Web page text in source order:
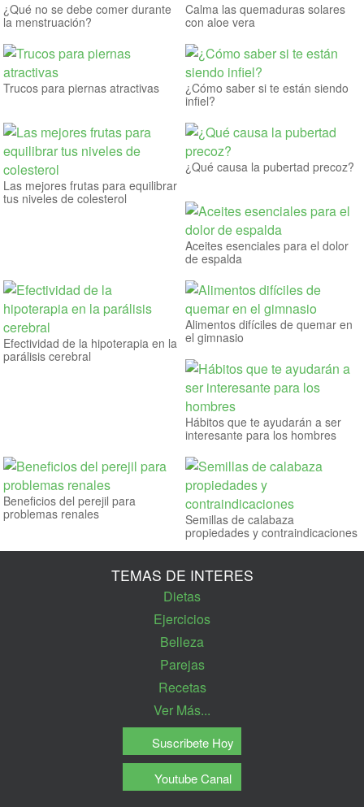
¿Qué no se debe comer durante
la menstruación?
Calma las quemaduras solares
con aloe vera
Trucos para piernas atractivas
¿Cómo saber si te están siendo
infiel?
Las mejores frutas para equilibrar
tus niveles de colesterol
¿Qué causa la pubertad precoz?
Aceites esenciales para el dolor
de espalda
Efectividad de la hipoterapia en la
parálisis cerebral
Alimentos difíciles de quemar en
el gimnasio
Hábitos que te ayudarán a ser
interesante para los hombres
Beneficios del perejil para
problemas renales
Semillas de calabaza
propiedades y contraindicaciones
TEMAS DE INTERES
Dietas
Ejercicios
Belleza
Parejas
Recetas
Ver Más...
Suscribete Hoy
Youtube Canal